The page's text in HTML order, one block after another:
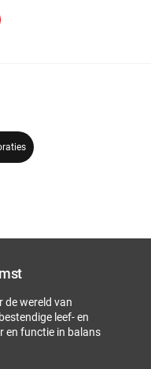
00 50
de wereld van
leef- en
en functie in balans